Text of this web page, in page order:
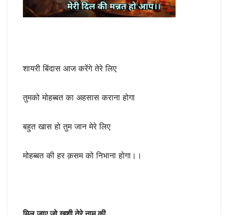
शायरी बिंदास आज करेंगे तेरे लिए
तुमको मोहब्बत का अहसास कराना होगा
बहुत खास हो तुम जान मेरे लिए
मोहब्बत की हर क़सम को निभाना होगा।।